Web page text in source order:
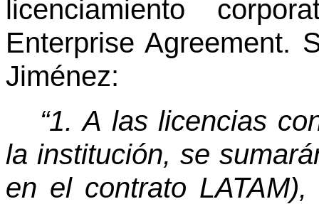
licenciamiento
Enterprise Agreement.
Jiménez:
“1. A las licencias
la institución, se
en el contrato